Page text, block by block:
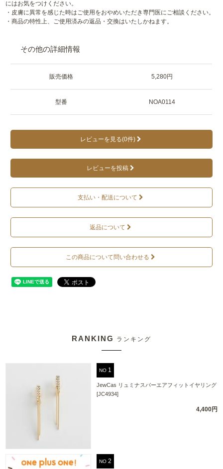
にはお気をつけください。
・皮膚に異常を感じた時はご使用をおやめいただき専門医にご相談ください。
・商品の特性上、ご使用済みの返品・交換はいたしかねます。
その他の詳細情報
販売価格 5,280円
型番 NOA0114
レビューを見る(0件)
レビューを投稿
支払い・配送について
返品について
この商品について問い合わせる
RANKING ランキング
NO
JewCas リュミナスバーエアフィットイヤリング
[JC4934]
4,400円
NO